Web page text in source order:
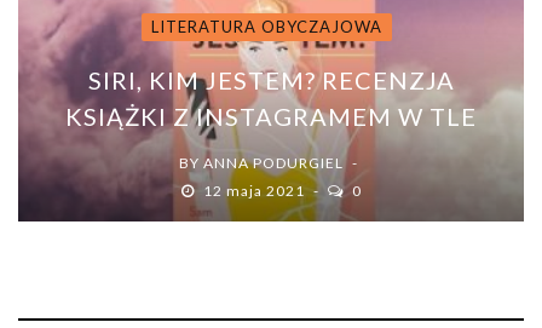
LITERATURA OBYCZAJOWA
SIRI, KIM JESTEM? RECENZJA
KSIĄŻKI Z INSTAGRAMEM W TLE
BY ANNA PODURGIEL
12 maja 2021
0